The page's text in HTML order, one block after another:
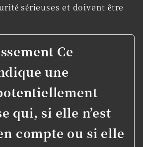
sérieuses et doivent être
Ce
une
qui, si elle n’est
compte ou si elle